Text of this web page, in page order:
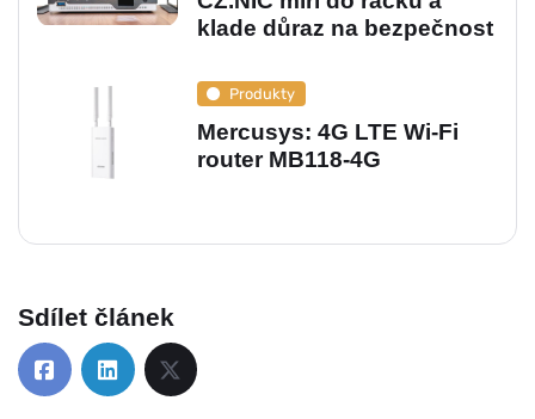
klade důraz na bezpečnost
Produkty
Mercusys: 4G LTE Wi‑Fi
router MB118‑4G
Sdílet článek